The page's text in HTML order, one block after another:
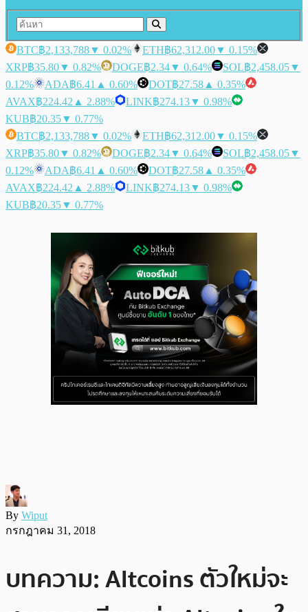
BTC฿2,133,788▼ 0.02% ETH฿62,312.00▼ 0.15%
XRP฿35.80▼ 0.82% DOGE฿2.34▼ 0.64% SOL฿2,458.05▼
0.12%
ADA฿6.41 ▲ 0.60% DOT฿27.58 ▲ 0.35%
AVAX฿224.42 ▲ 2.88% LINK฿274.13▼ 0.98%
KUB฿20.35▼ 0.77%
BTC฿2,133,788▼ 0.02% ETH฿62,312.00▼ 0.15%
XRP฿35.80▼ 0.82% DOGE฿2.34▼ 0.64% SOL฿2,458.05▼
0.12%
ADA฿6.41 ▲ 0.60% DOT฿27.58 ▲ 0.35%
AVAX฿224.42 ▲ 2.88% LINK฿274.13▼ 0.98%
KUB฿20.35▼ 0.77%
By Wiput
กรกฎาคม 31, 2018
บทความ: Altcoins ตัวใหม่จะ